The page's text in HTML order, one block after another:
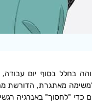
בחלל בסוף יום
מאתגרת,
כדי "לחסוך" באנרגיה